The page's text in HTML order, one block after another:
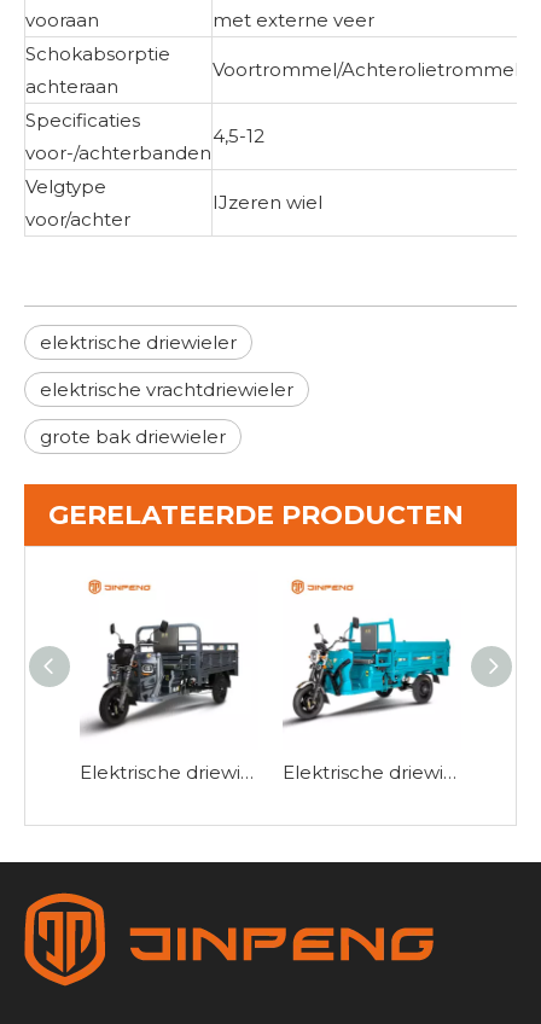
vooraan
met externe veer
Schokabsorptie
achteraan
Voortrommel/Achterolietrommel
Specificaties
voor-/achterbanden
4,5-12
Velgtype
voor/achter
IJzeren wiel
elektrische driewieler
elektrische vrachtdriewieler
grote bak driewieler
GERELATEERDE PRODUCTEN
Elektrische driewieler met Big Cargo HK180 Elektrische driewieler met dumpfunctie-JB160Z